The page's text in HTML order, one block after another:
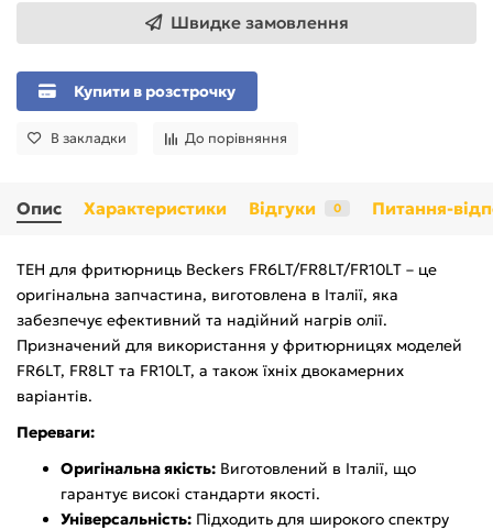
Швидке замовлення
Купити в розстрочку
В закладки До порівняння
Опис Характеристики Відгуки 0 Питання-
ТЕН для фритюрниць Beckers FR6LT/FR8LT/FR10LT – це
оригінальна запчастина, виготовлена в Італії, яка
забезпечує ефективний та надійний нагрів олії.
Призначений для використання у фритюрницях моделей
FR6LT, FR8LT та FR10LT, а також їхніх двокамерних
варіантів.
Переваги:
Оригінальна якість: Виготовлений в Італії, що
гарантує високі стандарти якості.
Універсальність: Підходить для широкого спектру